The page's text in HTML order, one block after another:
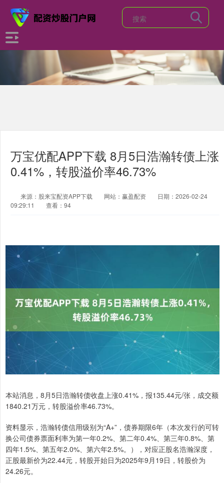
万宝优配APP下载 8月5日浩瀚转债上涨
0.41%，转股溢价率46.73%
来源：股来宝配资APP下载 网站：赢盈配资
日期：2026-02-24
09:29:11
查看：94
本站消息，8月5日浩瀚转债收盘上涨0.41%，报135.44元/张，成交额
1840.21万元，转股溢价率46.73%。
资料显示，浩瀚转债信用级别为“A+”，债券期限6年（本次发行的可转
换公司债券票面利率为第一年0.2%、第二年0.4%、第三年0.8%、第
四年1.5%、第五年2.0%、第六年2.5%。），对应正股名浩瀚深度，
正股最新价为22.44元，转股开始日为2025年9月19日，转股价为
24.26元。